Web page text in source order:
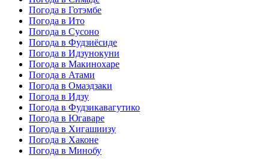
Погода в Готэмбе
Погода в Ито
Погода в Сусоно
Погода в Фудзиёсиде
Погода в Идзунокуни
Погода в Макинохаре
Погода в Атами
Погода в Омаэдзаки
Погода в Идзу
Погода в Фудзикавагутико
Погода в Югаваре
Погода в Хигашиизу
Погода в Хаконе
Погода в Минобу